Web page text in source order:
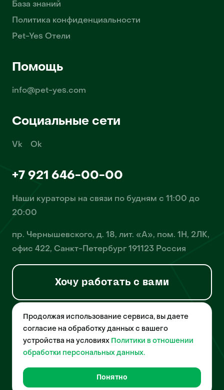
База знаний
Политика конфиденциальности
Pet-Yes Отели
Помощь
info@pet-yes.com
Социальные сети
Vk Ok
+7 921 646-00-00
Наши кураторы на связи по будням с 11:00 до
20:00
пр. Чернышевского, д. 18, лит. «А», пом. 1Н, 2ЛК,
офис 422, Санкт-Петербург 191123 Россия
Хочу работать с вами
© 2026 Pet-Yes. ООО «Биржа домашних животных «Пет-Ес»
осуществляет деятельность в области информационных
технологий, деятельность по разработке и эксплуатации
собственного программного обеспечения, деятельность
порталов в информационно-коммуникационной сети Интернет и
домашних животных», свидетельство о регистрации
№2021612018 от 10 февраля 2021 года.
Продолжая использование сервиса, вы даете
согласие на обработку данных с вашего
устройства на условиях Политики в отношении
обработки персональных данных.
Понятно